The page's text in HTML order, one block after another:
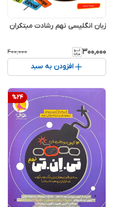
زبان انگلیسی نهم رشادت مبتکران
۳۰۰٬۰۰۰ ۴۰۰٬۰۰۰
افزودن به سبد
%24